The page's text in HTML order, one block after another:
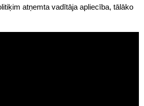
atņemta vadītāja apliecība, tālāko